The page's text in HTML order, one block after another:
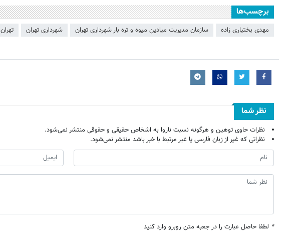
برچسب‌ها
مهدی بختیاری زاده سازمان مدیریت میادین میوه و تره بار شهرداری تهران شهرداری تهران تهران
نظر شما
نظرات حاوی توهین و هرگونه نسبت ناروا به اشخاص حقیقی و حقوقی منتشر نمی‌شود.
نظراتی که غیر از زبان فارسی یا غیر مرتبط با خبر باشد منتشر نمی‌شود.
* لطفا حاصل عبارت را در جعبه متن روبرو وارد کنید